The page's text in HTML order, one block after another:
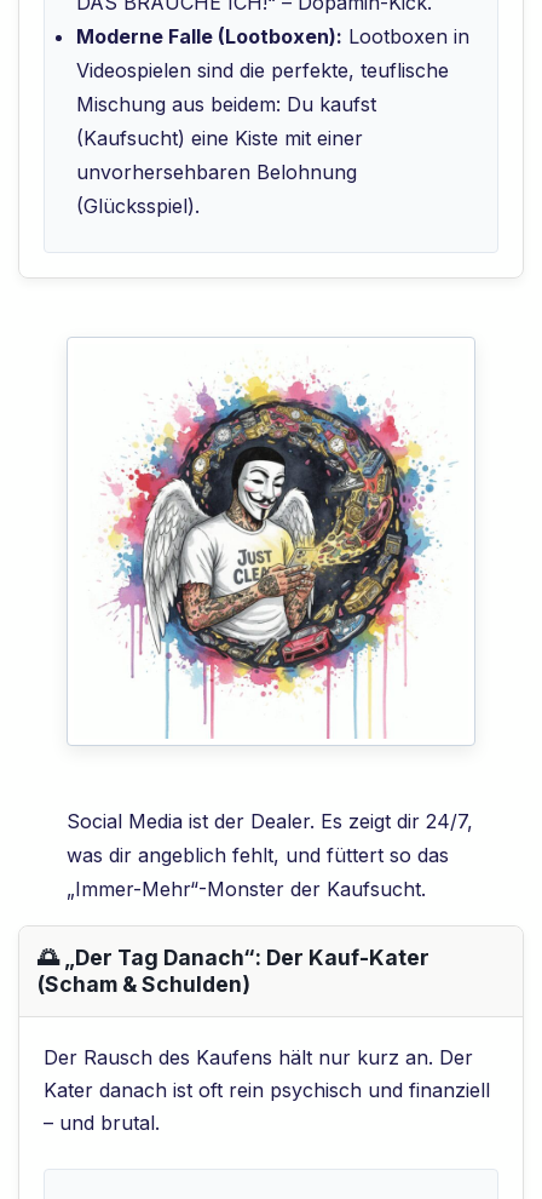
Moderne Falle (Lootboxen): Lootboxen in
Videospielen sind die perfekte, teuflische
Mischung aus beidem: Du kaufst
(Kaufsucht) eine Kiste mit einer
unvorhersehbaren Belohnung
(Glücksspiel).
Social Media ist der Dealer. Es zeigt dir 24/7,
was dir angeblich fehlt, und füttert so das
„Immer-Mehr“-Monster der Kaufsucht.
🌅 „Der Tag Danach“: Der Kauf-Kater
(Scham & Schulden)
Der Rausch des Kaufens hält nur kurz an. Der
Kater danach ist oft rein psychisch und finanziell
– und brutal.